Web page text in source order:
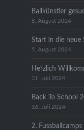
Ballkünstler
8. August 2024
Start in die neue
5. August 2024
Herzlich
31. Juli 2024
Back To School
16. Juli 2024
2.